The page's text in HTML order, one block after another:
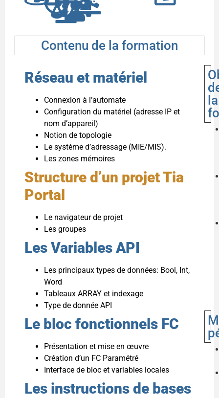
Contenu de la formation
Réseau et matériel
Connexion à l’automate
Configuration du matériel (adresse IP et
nom d’appareil)
Notion de topologie
Le système d’adressage (MIE/MIS).
Les zones mémoires
Structure d’un projet Tia
Portal
Le navigateur de projet
Les groupes
Les Variables API
Les principaux types de données: Bool, Int,
Word
Tableaux ARRAY et indexage
Type de donnée API
Le bloc fonctionnels FC
Présentation et mise en œuvre
Création d’un FC Paramétré
Interface de bloc et variables locales
Les instructions de bases
la